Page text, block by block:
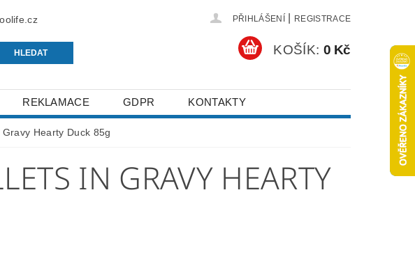
PŘIHLÁŠENÍ REGISTRACE
KOŠÍK: 0 Kč
REKLAMACE GDPR KONTAKTY
Hearty Duck 85g
IN GRAVY HEARTY